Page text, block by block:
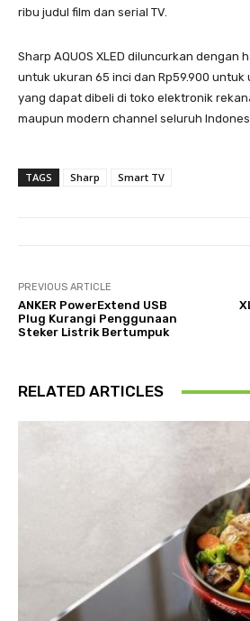
ribu judul film dan serial TV.
Sharp AQUOS XLED diluncurkan dengan
untuk ukuran 65 inci dan Rp59.900 untuk
yang dapat dibeli di toko elektronik
maupun modern channel seluruh
TAGS Sharp Smart TV
PREVIOUS ARTICLE
ANKER PowerExtend USB
Plug Kurangi Penggunaan
Steker Listrik Bertumpuk
RELATED ARTICLES